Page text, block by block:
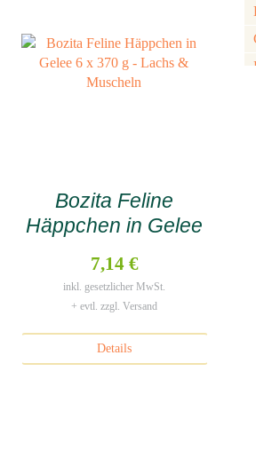
Bozita Feline
Häppchen in Gelee
Muscheln
7,14 €
inkl. gesetzlicher MwSt.
+ evtl. zzgl. Versand
Details